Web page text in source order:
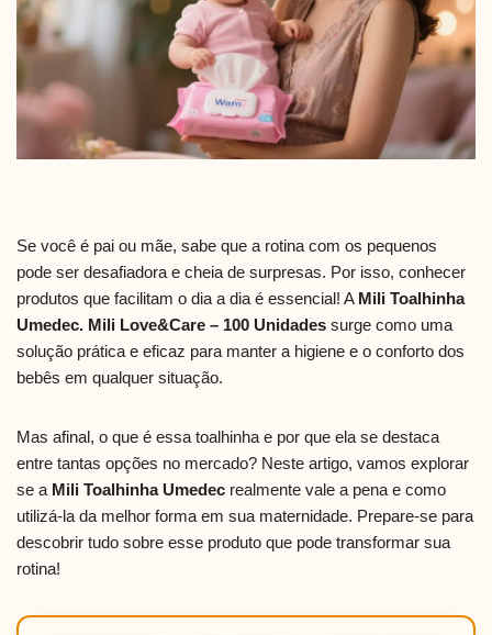
Se você é pai ou mãe, sabe que a rotina com os pequenos
pode ser desafiadora e cheia de surpresas. Por isso, conhecer
produtos que facilitam o dia a dia é essencial! A Mili Toalhinha
Umedec. Mili Love&Care – 100 Unidades surge como uma
solução prática e eficaz para manter a higiene e o conforto dos
bebês em qualquer situação.
Mas afinal, o que é essa toalhinha e por que ela se destaca
entre tantas opções no mercado? Neste artigo, vamos explorar
se a Mili Toalhinha Umedec realmente vale a pena e como
utilizá-la da melhor forma em sua maternidade. Prepare-se para
descobrir tudo sobre esse produto que pode transformar sua
rotina!